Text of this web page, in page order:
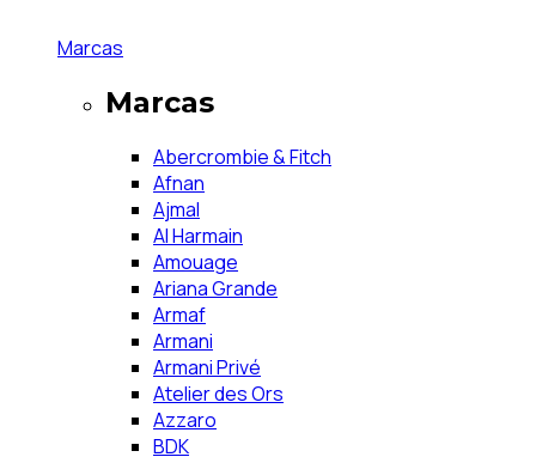
Marcas
Marcas
Abercrombie & Fitch
Afnan
Ajmal
Al Harmain
Amouage
Ariana Grande
Armaf
Armani
Armani Privé
Atelier des Ors
Azzaro
BDK